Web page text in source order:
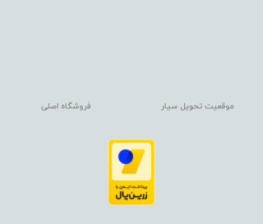
موقعیت تحویل سیار فروشگاه اصلی